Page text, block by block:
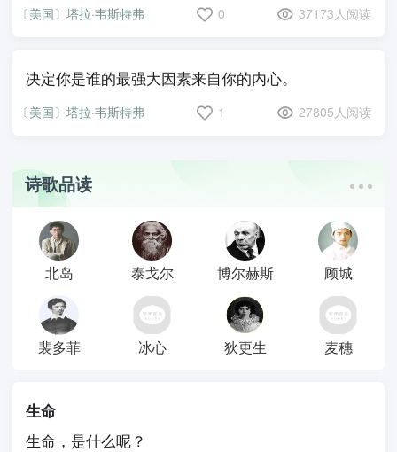
〔美国〕塔拉·韦斯特弗 0 37173人阅读
决定你是谁的最强大因素来自你的内心。
〔美国〕塔拉·韦斯特弗 1 27805人阅读
诗歌品读
北岛 泰戈尔 博尔赫斯 顾城
裴多菲 冰心 狄更生 麦穗
生命
生命，是什么呢？